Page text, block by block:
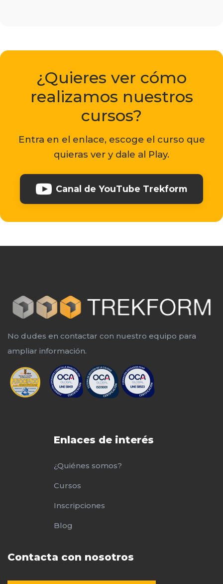
¿Quieres ver cómo
realizamos nuestros
cursos?
Entra en el enlace, escoge el curso que
quieras ver y dale al Play.
Canal de YouTube Trekform
No dudes en contactar con nuestro equipo para
ampliar información.
Enlaces de interés
¿Quiénes somos?
Cursos
Inscripciones
Blog
Contacta con nosotros